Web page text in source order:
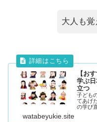
大人も
【お
学ぶ
立つ
子ども
てあげ
の学び
の、講
い人、
watabeyukie.site